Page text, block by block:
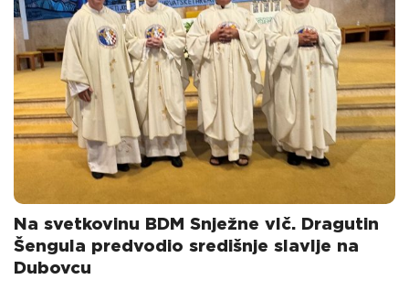
Na svetkovinu BDM Snježne vlč. Dragutin
Šengula predvodio središnje slavlje na
Dubovcu